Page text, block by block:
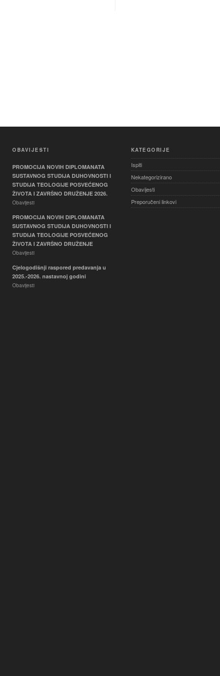
OBAVIJESTI
PROMOCIJA NOVIH DIPLOMANATA
SUSTAVNOG STUDIJA DUHOVNOSTI I
STUDIJA TEOLOGIJE POSVEĆENOG
ŽIVOTA I ZAVRŠNO DRUŽENJE 2026.
Obavijesti
PROMOCIJA NOVIH DIPLOMANATA
SUSTAVNOG STUDIJA DUHOVNOSTI I
STUDIJA TEOLOGIJE POSVEĆENOG
ŽIVOTA I ZAVRŠNO DRUŽENJE
Obavijesti
Cjelogodišnji raspored predavanja u
2025.-2026. nastavnoj godini
Obavijesti
KATEGORIJE
Ispiti
Nekategorizirano
Obavijesti
Preporučeni linkovi